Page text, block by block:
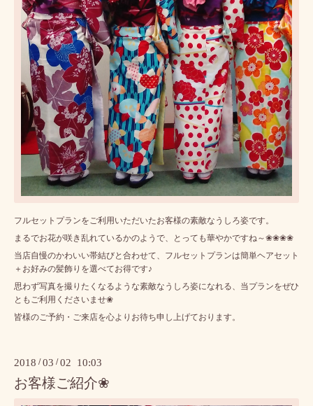
フルセットプランをご利用いただいたお客様の素敵なうしろ姿です。
まるでお花が咲き乱れているかのようで、とっても華やかですね～❀❀❀❀
当店自慢のかわいい帯結びと合わせて、フルセットプランは簡単ヘアセット
＋お好みの髪飾りを選べてお得です♪
思わず写真を撮りたくなるような素敵なうしろ姿になれる、当プランをぜひ
ともご利用くださいませ❀
皆様のご予約・ご来店を心よりお待ち申し上げております。
2018 /03 /02 10:03
お客様ご紹介❀